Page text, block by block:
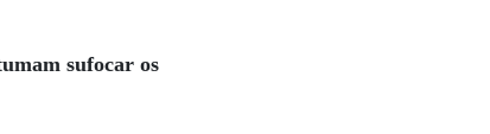
sufocar os